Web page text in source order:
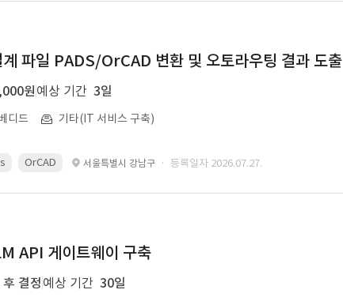
파일 PADS/OrCAD 변환 및 오토라우팅 결과 도출
원 예상 기간 3일
디드 기타(IT 서비스 구축)
OrCAD 서울특별시 강남구 · 등록일자 2026.07.27.
API 게이트웨이 구축
결정 예상 기간 30일